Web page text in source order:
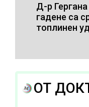
Д-р
гадене са
топлинен
ОТ